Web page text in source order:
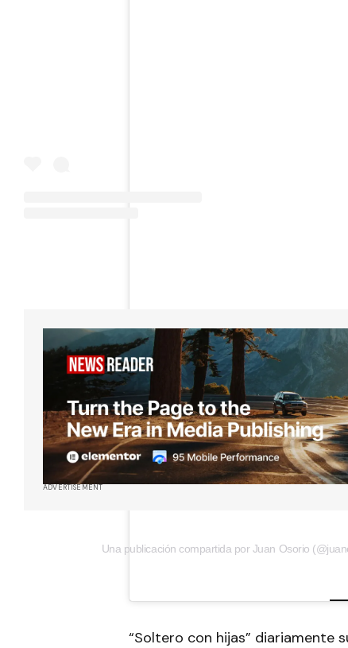
ADVERTISEMENT
Una publicación compartida por Juan Osorio
“Soltero con hijas” diariamente